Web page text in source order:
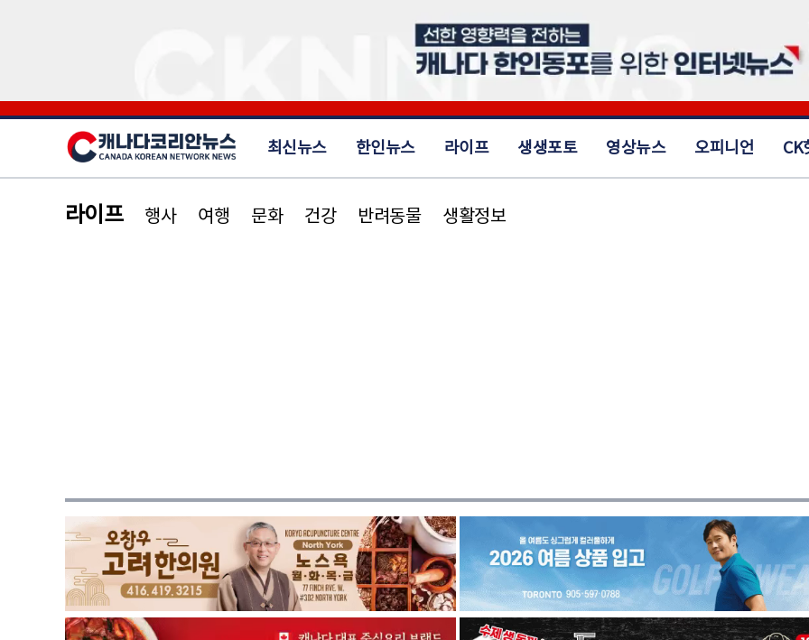
최신뉴스 한인뉴스 라이프 생생포토 영상뉴스 오피니언 CK
라이프 행사 여행 문화 건강 반려동물 생활정보